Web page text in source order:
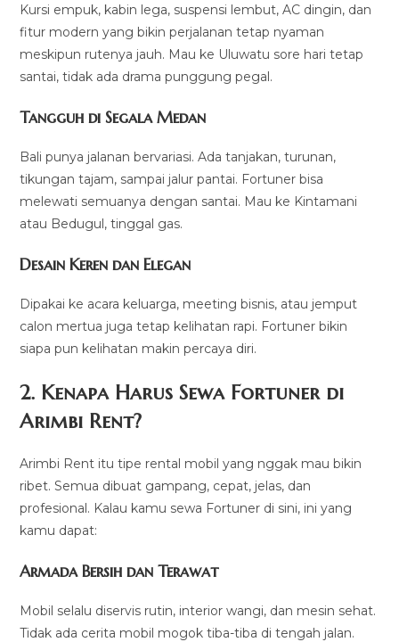
Kursi empuk, kabin lega, suspensi lembut, AC dingin, dan
fitur modern yang bikin perjalanan tetap nyaman
meskipun rutenya jauh. Mau ke Uluwatu sore hari tetap
santai, tidak ada drama punggung pegal.
Tangguh di Segala Medan
Bali punya jalanan bervariasi. Ada tanjakan, turunan,
tikungan tajam, sampai jalur pantai. Fortuner bisa
melewati semuanya dengan santai. Mau ke Kintamani
atau Bedugul, tinggal gas.
Desain Keren dan Elegan
Dipakai ke acara keluarga, meeting bisnis, atau jemput
calon mertua juga tetap kelihatan rapi. Fortuner bikin
siapa pun kelihatan makin percaya diri.
2. Kenapa Harus Sewa Fortuner di
Arimbi Rent?
Arimbi Rent itu tipe rental mobil yang nggak mau bikin
ribet. Semua dibuat gampang, cepat, jelas, dan
profesional. Kalau kamu sewa Fortuner di sini, ini yang
kamu dapat:
Armada Bersih dan Terawat
Mobil selalu diservis rutin, interior wangi, dan mesin sehat.
Tidak ada cerita mobil mogok tiba-tiba di tengah jalan.